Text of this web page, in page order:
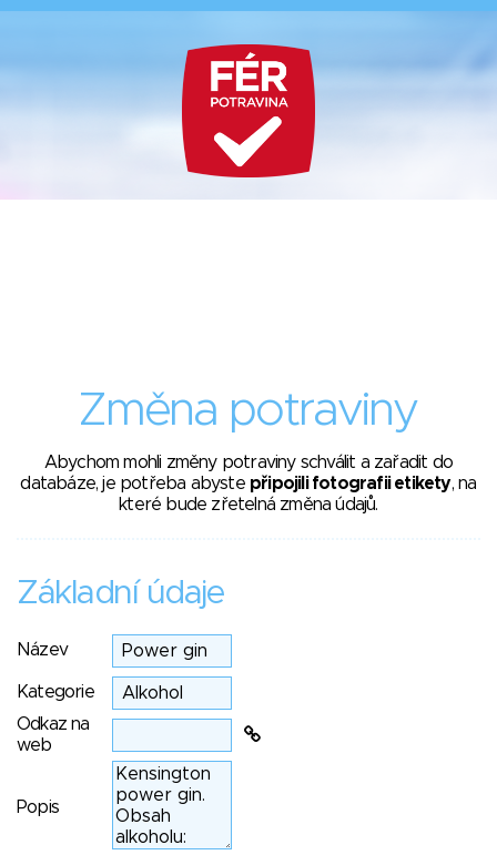
Změna potraviny
Abychom mohli změny potraviny schválit a zařadit do
databáze, je potřeba abyste připojili fotografii etikety, na
které bude zřetelná změna údajů.
Základní údaje
Název
Kategorie
Odkaz na
web
Popis